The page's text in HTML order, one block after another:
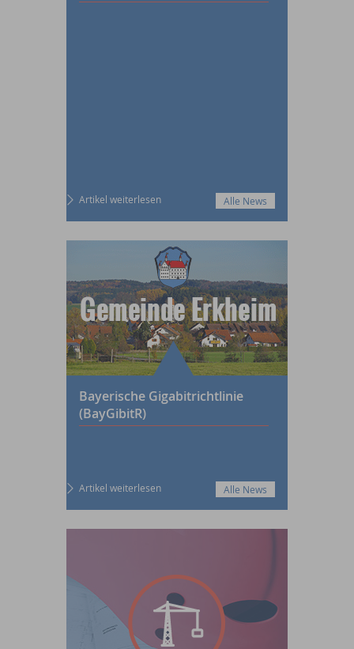
Artikel weiterlesen Alle News
Bayerische Gigabitrichtlinie
(BayGibitR)
Artikel weiterlesen Alle News